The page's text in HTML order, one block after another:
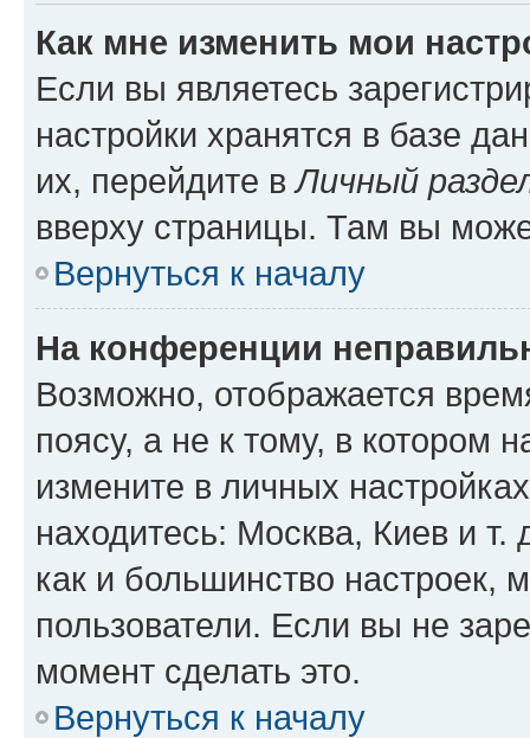
Как мне изменить мои
Если вы являетесь
настройки хранятся в базе
их, перейдите вЛичный
вверху страницы. Там вы
Вернуться к началу
На конференции
Возможно, отображается
поясу, а не к тому, в котором
измените в личных
находитесь: Москва, Киев и т.
как и большинство настроек,
пользователи. Если вы не
момент сделать это.
Вернуться к началу